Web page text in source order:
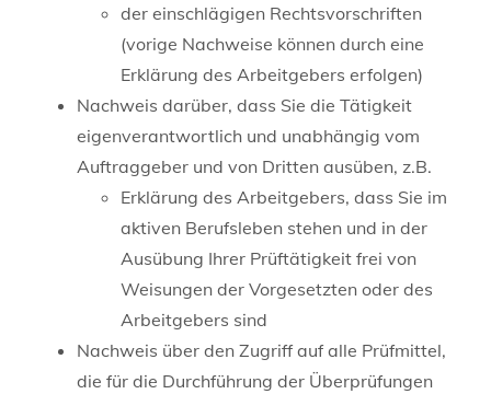
der einschlägigen Rechtsvorschriften
(vorige Nachweise können durch eine
Erklärung des Arbeitgebers erfolgen)
Nachweis darüber, dass Sie die Tätigkeit
eigenverantwortlich und unabhängig vom
Auftraggeber und von Dritten ausüben, z.B.
Erklärung des Arbeitgebers, dass Sie im
aktiven Berufsleben stehen und in der
Ausübung Ihrer Prüftätigkeit frei von
Weisungen der Vorgesetzten oder des
Arbeitgebers sind
Nachweis über den Zugriff auf alle Prüfmittel,
die für die Durchführung der Überprüfungen